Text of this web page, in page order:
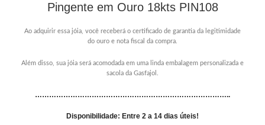
Pingente em Ouro 18kts PIN108
Ao adquirir essa jóia, você receberá o certificado de garantia da legitimidade
do ouro e nota fiscal da compra.
Além disso, sua jóia será acomodada em uma linda embalagem personalizada e
sacola da Gasfajol.
………………………………………………………………………..
Disponibilidade: Entre 2 a 14 dias úteis!